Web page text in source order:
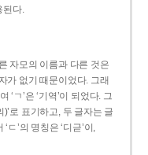
된다.
자모의 이름과 다른 것은
가 없기 때문이었다. 그래
‘ㄱ’은 ‘기역’이 되었다. 그
)’로 표기하고, 두 글자는 글
’의 명칭은 ‘디귿’이,